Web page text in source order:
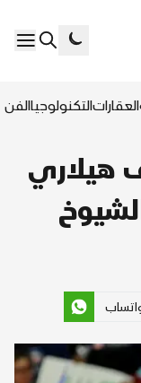
العقاراتالتكنولوجياالفن
هيلاري
واتساب